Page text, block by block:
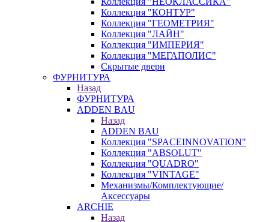
Коллекция "КОНТУР"
Коллекция "ГЕОМЕТРИЯ"
Коллекция "ЛАЙН"
Коллекция "ИМПЕРИЯ"
Коллекция "МЕГАПОЛИС"
Скрытые двери
ФУРНИТУРА
Назад
ФУРНИТУРА
ADDEN BAU
Назад
ADDEN BAU
Коллекция "SPACEINNOVATION"
Коллекция "ABSOLUT"
Коллекция "QUADRO"
Коллекция "VINTAGE"
Механизмы/Комплектующие/
Аксессуары
ARCHIE
Назад